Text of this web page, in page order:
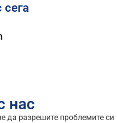
нас
да разрешите проблемите си